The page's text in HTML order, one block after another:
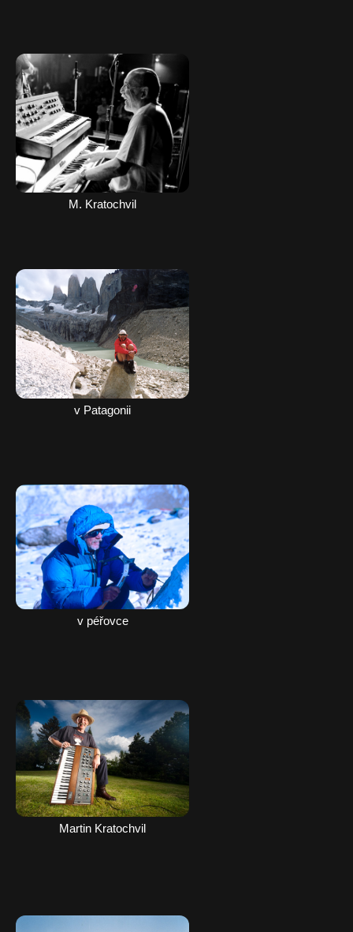
M. Kratochvil
v Patagonii
v péřovce
Martin Kratochvil